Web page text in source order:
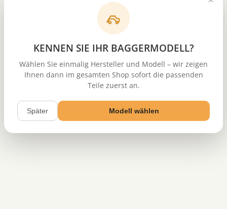
KENNEN SIE IHR BAGGERMODELL?
Wählen Sie einmalig Hersteller und Modell – wir zeigen
Ihnen dann im gesamten Shop sofort die passenden
Teile zuerst an.
Später Modell wählen